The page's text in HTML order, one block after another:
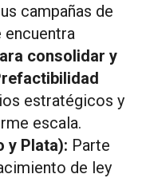
campañas de
consolidar y
estratégicos y
escala.
y Plata): Parte
de ley